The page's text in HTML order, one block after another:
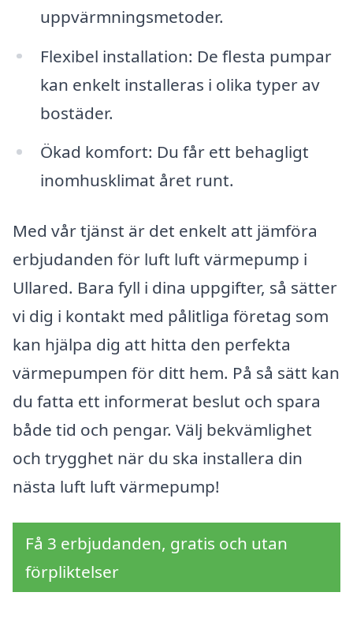
uppvärmningsmetoder.
Flexibel installation: De flesta pumpar
kan enkelt installeras i olika typer av
bostäder.
Ökad komfort: Du får ett behagligt
inomhusklimat året runt.
Med vår tjänst är det enkelt att jämföra
erbjudanden för luft luft värmepump i
Ullared. Bara fyll i dina uppgifter, så sätter
vi dig i kontakt med pålitliga företag som
kan hjälpa dig att hitta den perfekta
värmepumpen för ditt hem. På så sätt kan
du fatta ett informerat beslut och spara
både tid och pengar. Välj bekvämlighet
och trygghet när du ska installera din
nästa luft luft värmepump!
Få 3 erbjudanden, gratis och utan
förpliktelser